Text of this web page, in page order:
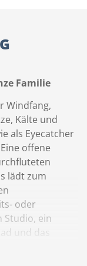
Familie
Windfang,
Kälte und
als Eyecatcher
offene
lädt zum
oder
Studio, ein
und das